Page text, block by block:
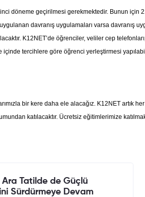
döneme geçirilmesi gerekmektedir. Bunun için
davranış uygulamaları varsa davranış
K12NET’de öğrenciler, veliler cep
tercihlere göre öğrenci yerleştirmesi
bir kere daha ele alacağız. K12NET artık
katılacaktır. Ücretsiz eğitimlerimize
Ara Tatilde de Güçlü
Sürdürmeye Devam